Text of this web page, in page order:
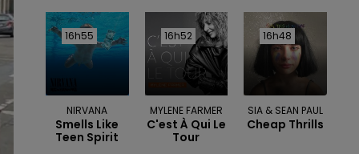
16h55
16h55
NIRVANA
Smells Like
Teen Spirit
16h52
16h52
MYLENE FARMER
C'est À Qui Le
Tour
16h48
16h48
SIA & SEAN PAUL
Cheap Thrills